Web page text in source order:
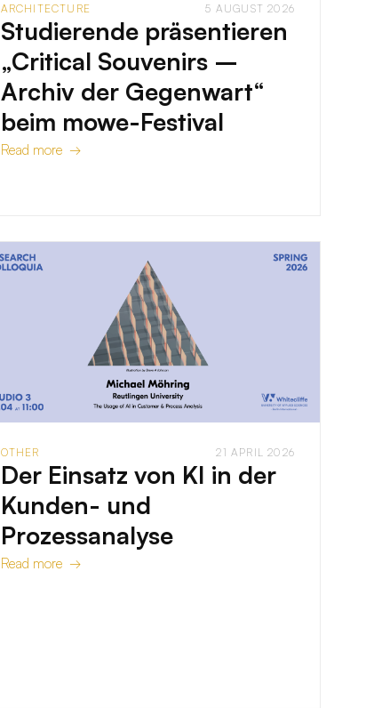
ARCHITECTURE 5 AUGUST 2026
Studierende präsentieren
„Critical Souvenirs –
Archiv der Gegenwart“
beim mowe-Festival
Read more →
OTHER 21 APRIL 2026
Der Einsatz von KI in der
Kunden- und
Prozessanalyse
Read more →